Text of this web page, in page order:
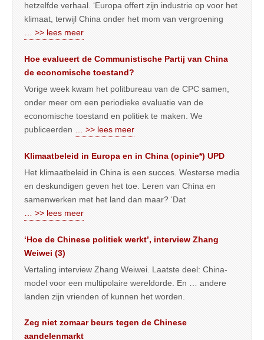
hetzelfde verhaal. ‘Europa offert zijn industrie op voor het
klimaat, terwijl China onder het mom van vergroening
… >> lees meer
Hoe evalueert de Communistische Partij van China
de economische toestand?
Vorige week kwam het politbureau van de CPC samen,
onder meer om een periodieke evaluatie van de
economische toestand en politiek te maken. We
publiceerden
… >> lees meer
Klimaatbeleid in Europa en in China (opinie*) UPD
Het klimaatbeleid in China is een succes. Westerse media
en deskundigen geven het toe. Leren van China en
samenwerken met het land dan maar? ‘Dat
… >> lees meer
‘Hoe de Chinese politiek werkt’, interview Zhang
Weiwei (3)
Vertaling interview Zhang Weiwei. Laatste deel: China-
model voor een multipolaire wereldorde. En … andere
landen zijn vrienden of kunnen het worden.
Zeg niet zomaar beurs tegen de Chinese
aandelenmarkt